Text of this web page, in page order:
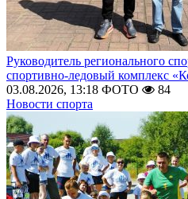
Руководитель регионального
спортивно-ледовый комплекс
03.08.2026, 13:18 ФОТО
84
Новости спорта